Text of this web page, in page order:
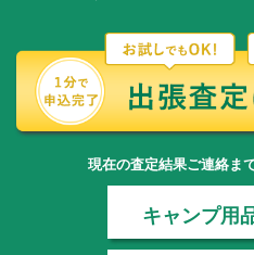
現在の査定結果ご連絡ま
キャンプ用